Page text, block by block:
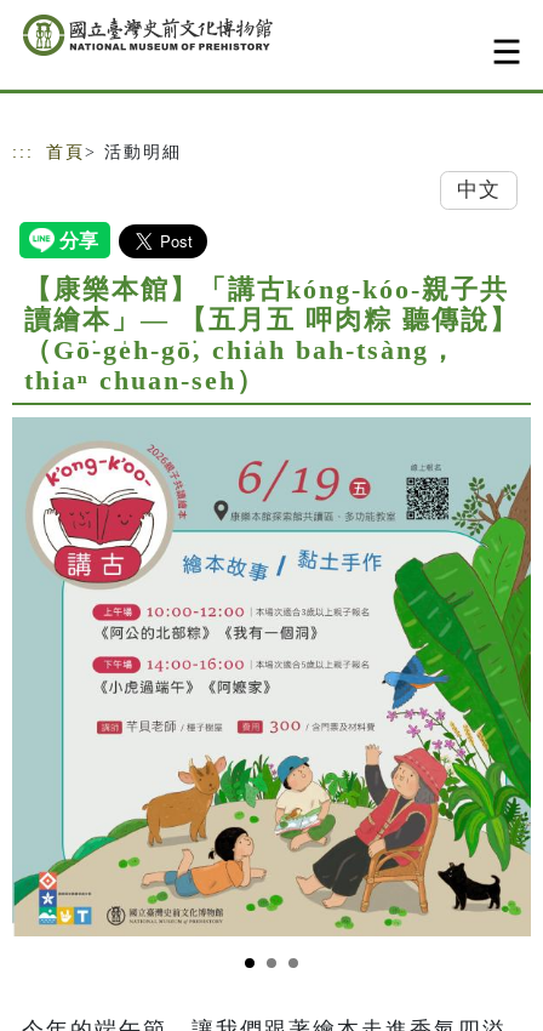
跳到主要內容
網站導覽
::: 首頁 > 活動明細
中文
【康樂本館】「講古kóng-kóo-親子共
讀繪本」— 【五月五 呷肉粽 聽傳說】
（Gō͘-ge̍h-gō͘, chia̍h bah-tsàng，
thiaⁿ chuan-seh）